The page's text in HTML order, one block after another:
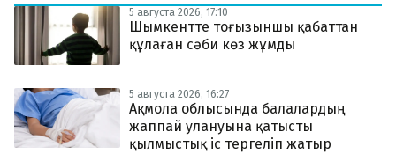
5 августа 2026, 17:10
Шымкентте тоғызыншы қабаттан
құлаған сәби көз жұмды
5 августа 2026, 16:27
Ақмола облысында балалардың
жаппай улануына қатысты
қылмыстық іс тергеліп жатыр